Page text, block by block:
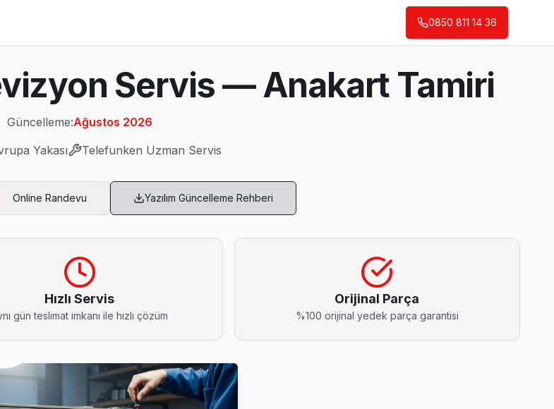
araç takip sistemimiz sayesinde ekibin konumunu anlık görebiliyorsunuz.
araç takip sistemimiz sayesinde ekibin konumunu anlık görebiliyorsunuz.
0850 811 14 36
Servis — Anakart Tamiri
Güncelleme:Ağustos 2026
Yakası Telefunken Uzman Servis
Online Randevu Yazılım Güncelleme Rehberi
Hızlı Servis
gün teslimat imkanı ile hızlı çözüm
Orijinal Parça
%100 orijinal yedek parça garantisi